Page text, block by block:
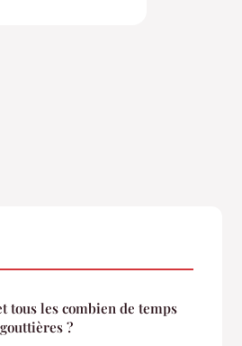
tous les combien de temps
?